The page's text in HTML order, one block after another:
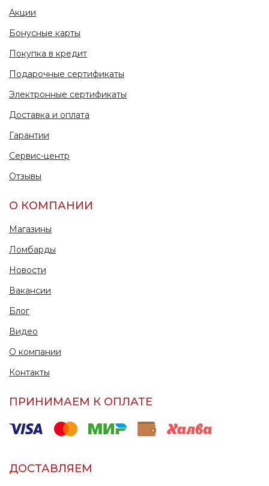
Акции
Бонусные карты
Покупка в кредит
Подарочные сертификаты
Электронные сертификаты
Доставка и оплата
Гарантии
Сервис-центр
Отзывы
О КОМПАНИИ
Магазины
Ломбарды
Новости
Вакансии
Блог
Видео
О компании
Контакты
ПРИНИМАЕМ К ОПЛАТЕ
ДОСТАВЛЯЕМ